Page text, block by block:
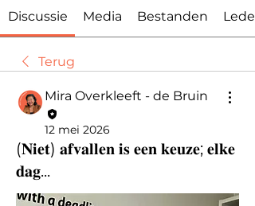
Discussie Media Bestanden
Terug
Mira Overkleeft - de Bruin
12 mei 2026
(𝐍𝐢𝐞𝐭) 𝐚𝐟𝐯𝐚𝐥𝐥𝐞𝐧 𝐢𝐬 𝐞𝐞𝐧 𝐤𝐞𝐮𝐳𝐞; 𝐞𝐥𝐤𝐞
𝐝𝐚𝐠...